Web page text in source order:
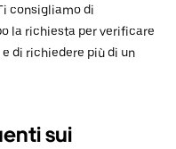
consigliamo di
la richiesta per verificare
di richiedere più di un
sui